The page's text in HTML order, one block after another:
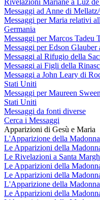
Messaggi ad Anne di
Messaggi per Maria relativi
Germania
Messaggi per Marcos Tadeu
Messaggi per Edson
Messaggi al Rifugio della
Messaggi ai Figli della
Messaggi a John Leary di
Stati Uniti
Messaggi per Maureen
Stati Uniti
Messaggi da fonti diverse
Cerca i Messaggi
Apparizioni di Gesù e Maria
L'Apparizione della
Le Apparizioni della
Le Rivelazioni a Santa
Le Apparizioni della
Le Apparizioni della
L'Apparizione della
Le Apparizioni della